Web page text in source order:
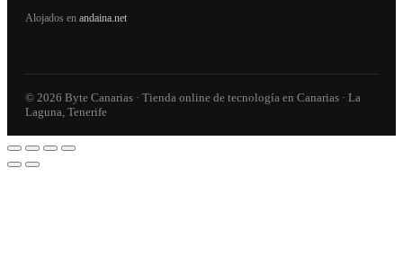
Alojados en andaina.net
© 2026 Byte Canarias · Tienda online de tecnología en Canarias · La
Laguna, Tenerife